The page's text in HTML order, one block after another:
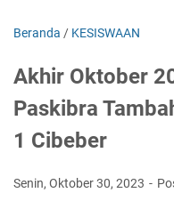
Beranda / KESISWAAN
Akhir Oktober
Paskibra
1 Cibeber
Senin, Oktober 30, 2023